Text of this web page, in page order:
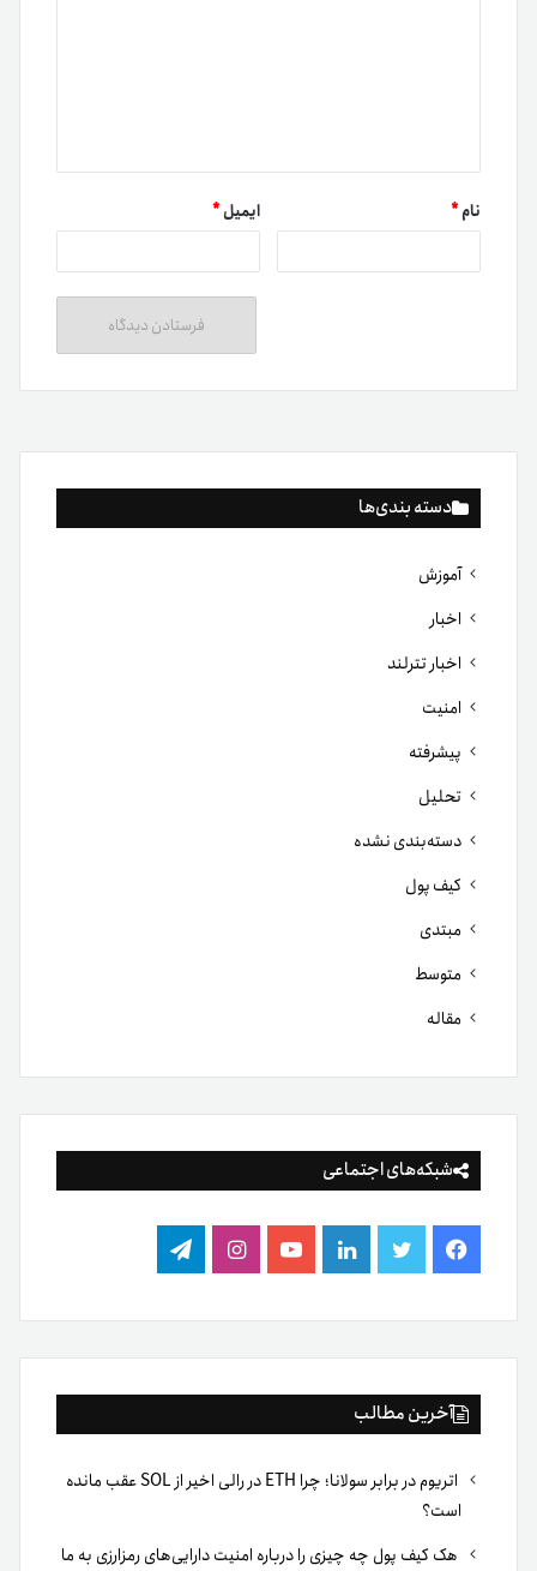
دسته بندی‌ها
آموزش
اخبار
اخبار تترلند
امنیت
پیشرفته
تحلیل
دسته‌بندی نشده
کیف پول
مبتدی
متوسط
مقاله
شبکه‌های اجتماعی
فیس
بوک
توییتر لینکدینیوتیوباینستاگرام
تلگرام
آخرین مطالب
اتریوم در برابر سولانا؛ چرا ETH در رالی اخیر از SOL عقب مانده
است؟
هک کیف پول چه چیزی را درباره امنیت دارایی‌های رمزارزی به ما
نام* ایمیل*